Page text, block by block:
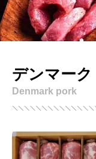
デンマーク
Denmark pork